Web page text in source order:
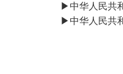
▶中华人民共
▶中华人民共